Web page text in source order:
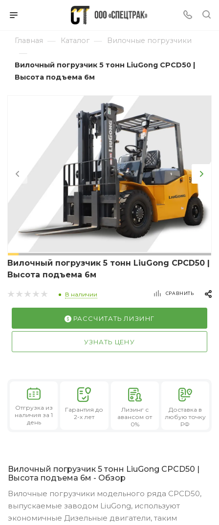
Главная — Каталог — Вилочные погрузчики
—
Вилочный погрузчик 5 тонн LiuGong CPCD50 |
Высота подъема 6м
Вилочный погрузчик 5 тонн LiuGong CPCD50 |
Высота подъема 6м
В наличии СРАВНИТЬ
РАССЧИТАТЬ ЛИЗИНГ
УЗНАТЬ ЦЕНУ
Отгрузка из
наличия за 1
день
Гарантия до
2-х лет
Лизингс
авансом от
0%
Доставка в
любую точку
РФ
Вилочный погрузчик 5 тонн LiuGong CPCD50 |
Высота подъема 6м - Обзор
Вилочные погрузчики модельного ряда CPCD50,
выпускаемые заводом LiuGong, используют
экономичные Дизельные двигатели, таким